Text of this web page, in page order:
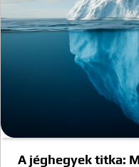
A jéghegyek titka: